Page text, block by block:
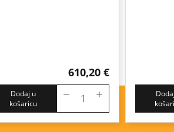
610,20 €
Dodaj u
košaricu